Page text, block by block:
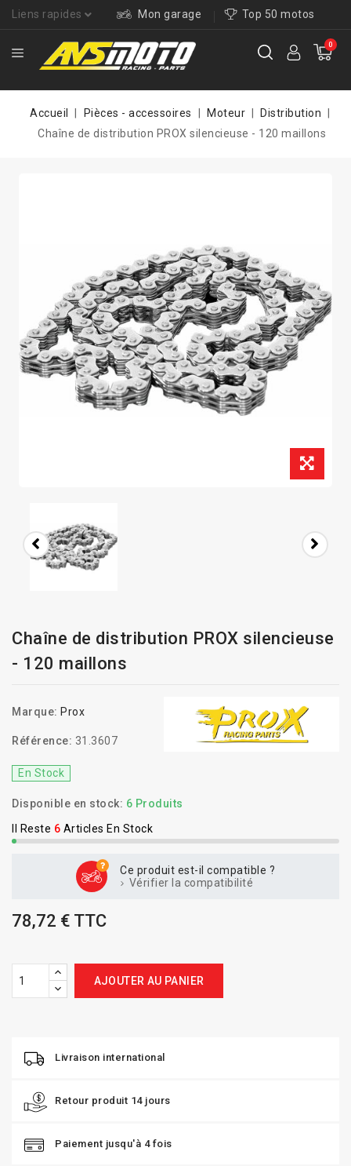
Liens rapides Mon garage Top 50 motos
0
Accueil Pièces - accessoires Moteur
Distribution
Chaîne de distribution PROX silencieuse - 120 maillons
Chaîne de distribution PROX silencieuse
- 120 maillons
Marque: Prox
Référence: 31.3607
En Stock
Disponible en stock: 6 Produits
Il Reste 6 Articles En Stock
Ce produit est-il compatible ?
Vérifier la compatibilité
78,72 € TTC
AJOUTER AU PANIER
Livraison international
Retour produit 14 jours
Paiement jusqu'à 4 fois